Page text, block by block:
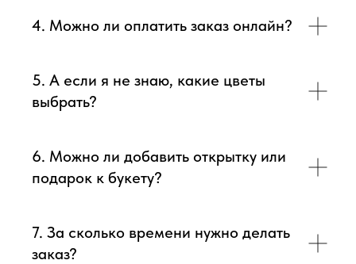
4. Можно ли оплатить заказ онлайн?
5. А если я не знаю, какие цветы
выбрать?
6. Можно ли добавить открытку или
подарок к букету?
7. За сколько времени нужно делать
заказ?